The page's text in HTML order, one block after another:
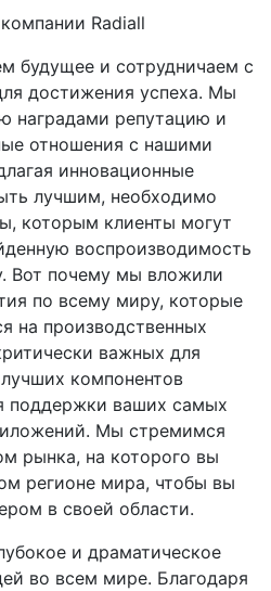
Radiall
будущее и сотрудничаем с
достижения успеха. Мы
наградами репутацию и
отношения с нашими
инновационные
лучшим, необходимо
которым клиенты могут
воспроизводимость
Вот почему мы вложили
по всему миру, которые
на производственных
важных для
компонентов
поддержки ваших самых
Мы стремимся
рынка, на которого вы
регионе мира, чтобы вы
в своей области.
и драматическое
во всем мире. Благодаря